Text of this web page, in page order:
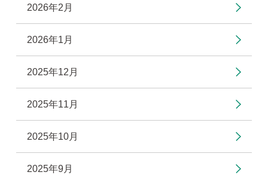
2026年2月
2026年1月
2025年12月
2025年11月
2025年10月
2025年9月